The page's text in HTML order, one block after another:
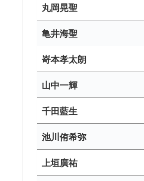
丸岡晃聖
亀井海聖
嵜本孝太朗
山中一輝
千田藍生
池川侑希弥
上垣廣祐